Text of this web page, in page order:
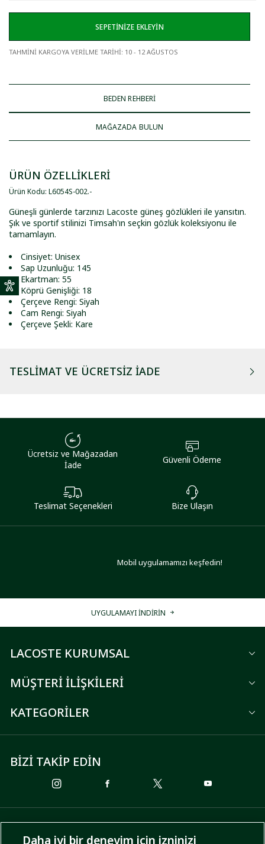
SEPETİNİZE EKLEYİN
TAHMİNİ KARGOYA VERİLME TARİHİ: 10 - 12 AĞUSTOS
BEDEN REHBERİ
MAĞAZADA BULUN
ÜRÜN ÖZELLİKLERİ
Ürün Kodu: L6054S-002.-
Güneşli günlerde tarzınızı Lacoste güneş gözlükleri ile yansıtın.
Şık ve sportif stilinizi Timsah'ın seçkin gözlük koleksiyonu ile
tamamlayın.
Cinsiyet: Unisex
Sap Uzunluğu: 145
Ekartman: 55
Köprü Genişliği: 18
Çerçeve Rengi: Siyah
Cam Rengi: Siyah
Çerçeve Şekli: Kare
TESLIMAT VE ÜCRETSIZ İADE
Ücretsiz ve Mağazadan
İade
Güvenli Ödeme
Teslimat Seçenekleri Bize Ulaşın
Mobil uygulamamızı keşfedin!
UYGULAMAYI İNDİRİN
LACOSTE KURUMSAL
MÜŞTERİ İLİŞKİLERİ
KATEGORİLER
BİZİ TAKİP EDİN
ÖDEME SEÇENEKLERİ
Daha iyi bir deneyim için izninizi